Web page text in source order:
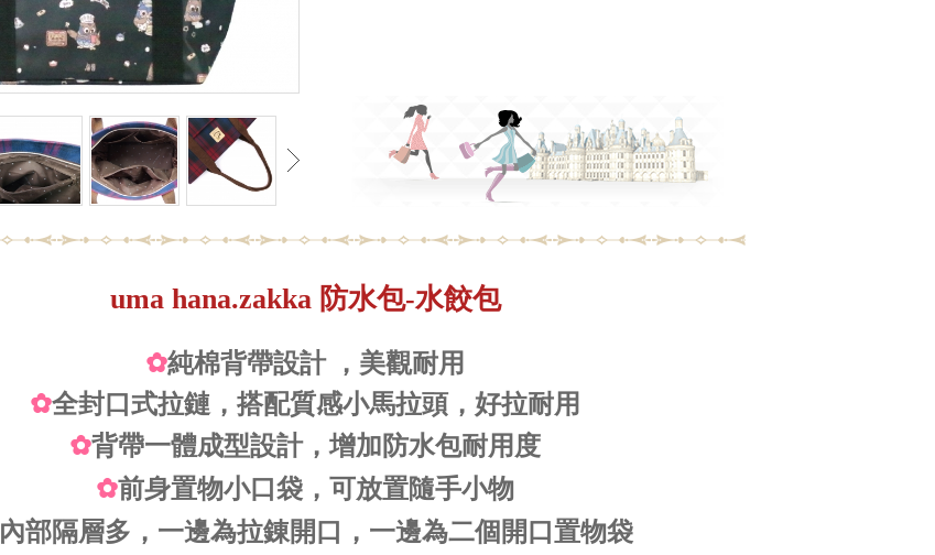
uma hana.zakka 防水包-水餃包
✿純棉背帶設計 ，美觀耐用
✿全封口式拉鏈，搭配質感小馬拉頭，好拉耐用
✿背帶一體成型設計，增加防水包耐用度
✿前身置物小口袋，可放置隨手小物
內部隔層多，一邊為拉錬開口，一邊為二個開口置物袋